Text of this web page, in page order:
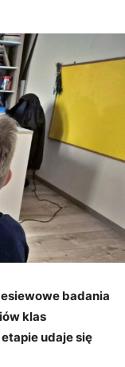
badania
klas
udaje się